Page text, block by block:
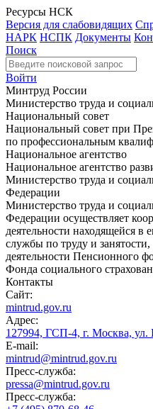
Ресурсы НСК
Версия для слабовидящих
НАРК НСПК Документы
Поиск
Войти
Минтруд России
Министерство труда и
Национальный совет
Национальный совет при
по профессиональным
Национальное агентство
Национальное агентство
Министерство труда и
Федерации
Министерство труда и
Федерации осуществляет
деятельности находящейся в
службы по труду и
деятельности Пенсионного
Фонда социального
Контакты
Сайт:
mintrud.gov.ru
Адрес:
127994, ГСП-4, г. Москва, ул.
E-mail:
mintrud@mintrud.gov.ru
Пресс-служба:
pressa@mintrud.gov.ru
Пресс-служба: